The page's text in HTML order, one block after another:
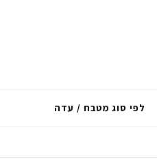
לפי סוג מטבח / עדה